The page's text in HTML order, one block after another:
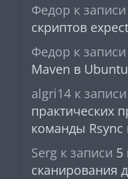
Федор к записи
скриптов
Федор к записи
Maven в
algri14 к записи
практических
команды Rsync
Serg к записи 5
сканирования